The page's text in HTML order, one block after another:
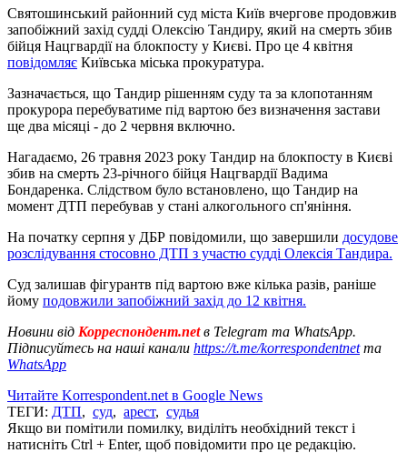
Святошинський районний суд міста Київ вчергове продовжив
запобіжний захід судді Олексію Тандиру, який на смерть збив
бійця Нацгвардії на блокпосту у Києві. Про це 4 квітня
повідомляє Київська міська прокуратура.
Зазначається, що Тандир рішенням суду та за клопотанням
прокурора перебуватиме під вартою без визначення застави
ще два місяці - до 2 червня включно.
Нагадаємо, 26 травня 2023 року Тандир на блокпосту в Києві
збив на смерть 23-річного бійця Нацгвардії Вадима
Бондаренка. Слідством було встановлено, що Тандир на
момент ДТП перебував у стані алкогольного сп'яніння.
На початку серпня у ДБР повідомили, що завершили досудове
розслідування стосовно ДТП з участю судді Олексія Тандира.
Суд залишав фігурантв під вартою вже кілька разів, раніше
йому подовжили запобіжний захід до 12 квітня.
Новини від Корреспондент.netв Telegram та WhatsApp.
Підписуйтесь на наші канали https://t.me/korrespondentnetта
WhatsApp
Читайте Korrespondent.net в Google News
ТЕГИ: ДТП, суд, арест, судья
Якщо ви помітили помилку, виділіть необхідний текст і
натисніть Ctrl + Enter, щоб повідомити про це редакцію.